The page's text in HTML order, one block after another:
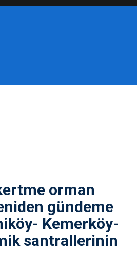
orman
gündeme
Kemerköy-
santrallerinin